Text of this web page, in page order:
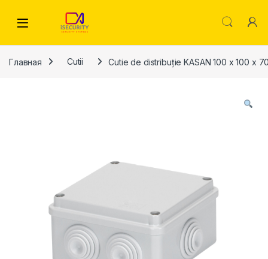
Главная Cutii Cutie de distribuție KASAN 100 x 100 x